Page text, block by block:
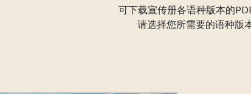
可下载宣传册各语种版本的
请选择您所需要的语种版本